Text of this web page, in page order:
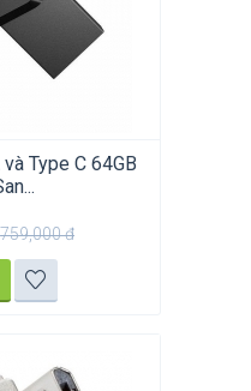
Type C 64GB
759,000đ